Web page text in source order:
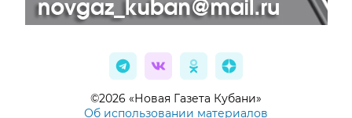
©2026 «Новая Газета Кубани»
Об использовании материалов